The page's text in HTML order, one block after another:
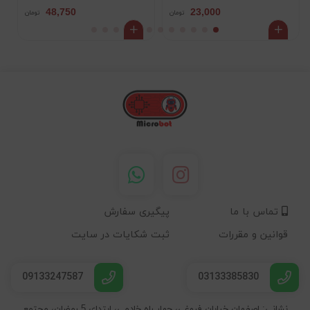
23,000 تومان 48,750 تومان
تماس با ما
پیگیری سفارش
قوانین و مقررات
ثبت شکایات در سایت
03133385830
09133247587